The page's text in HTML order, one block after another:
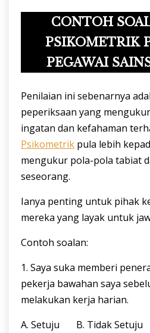
CONTOH
PSIKOMETRIK
PEGAWAI
Penilaian ini sebenarnya
peperiksaan yang
ingatan dan kefahaman
Psikometrik pula lebih
mengukur pola-pola tabiat
seseorang.
Ianya penting untuk pihak
mereka yang layak untuk
Contoh soalan:
1. Saya suka memberi
pekerja bawahan saya
melakukan kerja harian.
A. Setuju B. Tidak Setuju